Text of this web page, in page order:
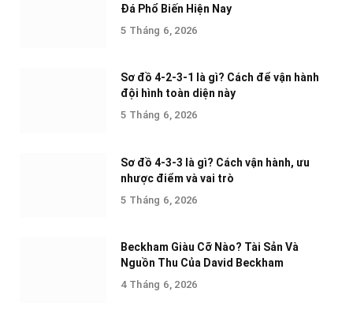
Đá Phổ Biến Hiện Nay
5 Tháng 6, 2026
Sơ đồ 4-2-3-1 là gì? Cách để vận hành
đội hình toàn diện này
5 Tháng 6, 2026
Sơ đồ 4-3-3 là gì? Cách vận hành, ưu
nhược điểm và vai trò
5 Tháng 6, 2026
Beckham Giàu Cỡ Nào? Tài Sản Và
Nguồn Thu Của David Beckham
4 Tháng 6, 2026